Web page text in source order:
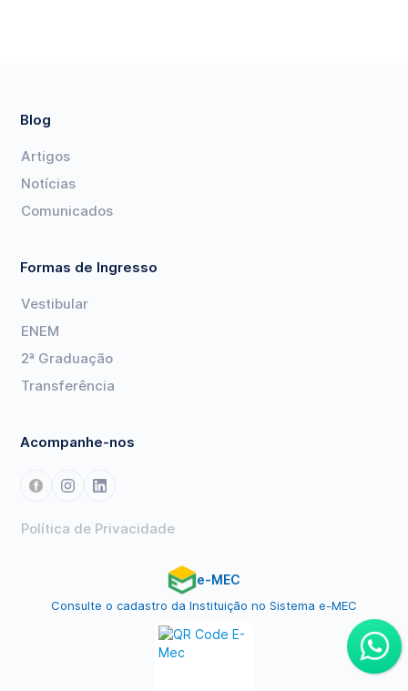
Blog
Artigos
Notícias
Comunicados
Formas de Ingresso
Vestibular
ENEM
2ª Graduação
Transferência
Acompanhe-nos
Política de Privacidade
e-MEC
Consulte o cadastro da Instituição no Sistema e-MEC